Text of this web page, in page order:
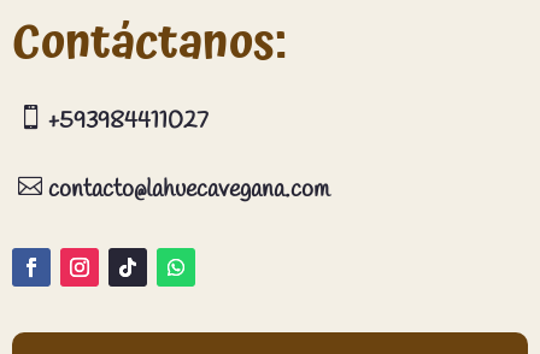
Contáctanos:
 +593984411027
 contacto@lahuecavegana.com